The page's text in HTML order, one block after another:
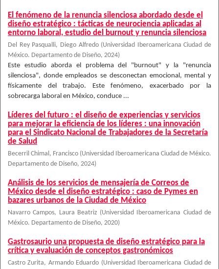
El fenómeno de la renuncia silenciosa abordado desde el
diseño estratégico : tácticas de neurociencia aplicadas al
entorno laboral, estudio del burnout y renuncia silenciosa
Del Rey Pasqualli, Diego Alfredo (Universidad Iberoamericana Ciudad de
México. Departamento de Diseño, 2024)
Este estudio aborda el problema del "burnout" y la "renuncia
silenciosa", donde empleados se desconectan emocional, mental y
físicamente del trabajo. Este fenómeno, exacerbado por la
sobrecarga laboral en México, conduce ...
Líderes del futuro : el diseño de experiencias y servicios
para mejorar la eficiencia de los líderes : una innovación
para el Sindicato Nacional de Trabajadores de la Secretaría
de Salud
Becerril Chimal, Francisco (Universidad Iberoamericana Ciudad de México.
Departamento de Diseño, 2024)
Análisis de los servicios de mensajería de Correos de
México desde el diseño estratégico : caso de Pymes en
bazares urbanos de la Ciudad de México
Navarro Campos, Laura Beatriz (Universidad Iberoamericana Ciudad de
México. Departamento de Diseño, 2020)
Gastrosaurio una propuesta de diseño estratégico para la
crítica y evaluación de conceptos gastronómicos
Castro Zurita, Armando Eduardo (Universidad Iberoamericana Ciudad de